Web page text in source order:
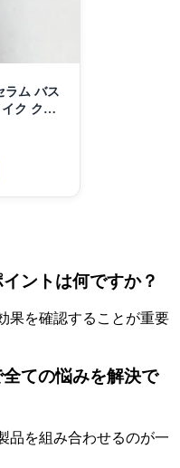
ラム バス
ク クリ
ントは何ですか？
果を確認することが重要
ての悩みを解決で
品を組み合わせるのが一